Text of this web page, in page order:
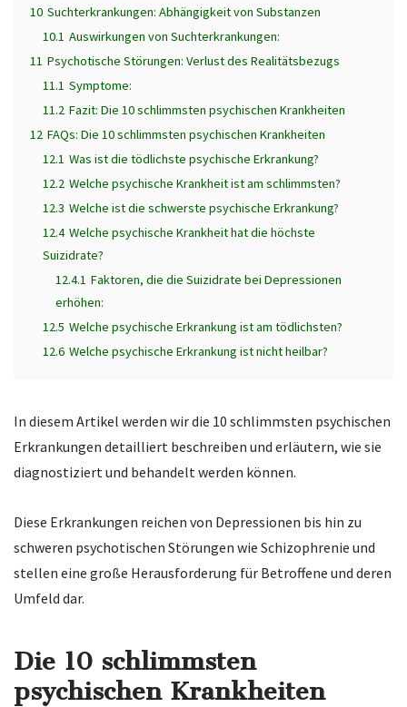
10 Suchterkrankungen: Abhängigkeit von Substanzen
10.1 Auswirkungen von Suchterkrankungen:
11 Psychotische Störungen: Verlust des Realitätsbezugs
11.1 Symptome:
11.2 Fazit: Die 10 schlimmsten psychischen Krankheiten
12 FAQs: Die 10 schlimmsten psychischen Krankheiten
12.1 Was ist die tödlichste psychische Erkrankung?
12.2 Welche psychische Krankheit ist am schlimmsten?
12.3 Welche ist die schwerste psychische Erkrankung?
12.4 Welche psychische Krankheit hat die höchste
Suizidrate?
12.4.1 Faktoren, die die Suizidrate bei Depressionen
erhöhen:
12.5 Welche psychische Erkrankung ist am tödlichsten?
12.6 Welche psychische Erkrankung ist nicht heilbar?
In diesem Artikel werden wir die 10 schlimmsten psychischen
Erkrankungen detailliert beschreiben und erläutern, wie sie
diagnostiziert und behandelt werden können.
Diese Erkrankungen reichen von Depressionen bis hin zu
schweren psychotischen Störungen wie Schizophrenie und
stellen eine große Herausforderung für Betroffene und deren
Umfeld dar.
Die 10 schlimmsten
psychischen Krankheiten